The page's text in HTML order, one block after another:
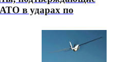
в ударах по